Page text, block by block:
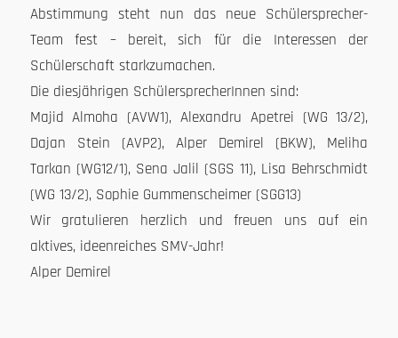
Abstimmung steht nun das neue Schülersprecher-
Team fest – bereit, sich für die Interessen der
Schülerschaft starkzumachen.
Die diesjährigen SchülersprecherInnen sind:
Majid Almoha (AVW1), Alexandru Apetrei (WG13/2),
Dajan Stein (AVP2), Alper Demirel (BKW), Meliha
Tarkan (WG12/1), Sena Jalil (SGS 11), Lisa Behrschmidt
(WG 13/2), Sophie Gummenscheimer (SGG13)
Wir gratulieren herzlich und freuen uns auf ein
aktives, ideenreiches SMV-Jahr!
Alper Demirel